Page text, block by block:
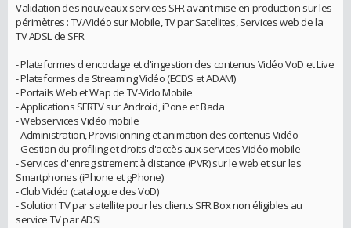
Validation des nouveaux services SFR avant mise en production sur les
périmètres : TV/Vidéo sur Mobile, TV par Satellites, Services web de la
TV ADSL de SFR
- Plateformes d'encodage et d'ingestion des contenus Vidéo VoD et Live
- Plateformes de Streaming Vidéo (ECDS et ADAM)
- Portails Web et Wap de TV-Vido Mobile
- Applications SFRTV sur Android, iPone et Bada
- Webservices Vidéo mobile
- Administration, Provisionning et animation des contenus Vidéo
- Gestion du profiling et droits d'accès aux services Vidéo mobile
- Services d'enregistrement à distance (PVR) sur le web et sur les
Smartphones (iPhone et gPhone)
- Club Vidéo (catalogue des VoD)
- Solution TV par satellite pour les clients SFR Box non éligibles au
service TV par ADSL